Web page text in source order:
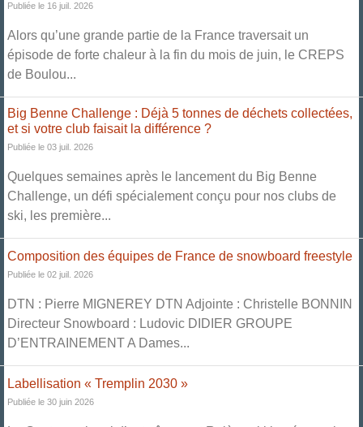
Publiée le 16 juil. 2026
Alors qu’une grande partie de la France traversait un
épisode de forte chaleur à la fin du mois de juin, le CREPS
de Boulou...
Big Benne Challenge : Déjà 5 tonnes de déchets collectées,
et si votre club faisait la différence ?
Publiée le 03 juil. 2026
Quelques semaines après le lancement du Big Benne
Challenge, un défi spécialement conçu pour nos clubs de
ski, les première...
Composition des équipes de France de snowboard freestyle
Publiée le 02 juil. 2026
DTN : Pierre MIGNEREY DTN Adjointe : Christelle BONNIN
Directeur Snowboard : Ludovic DIDIER GROUPE
D’ENTRAINEMENT A Dames...
Labellisation « Tremplin 2030 »
Publiée le 30 juin 2026